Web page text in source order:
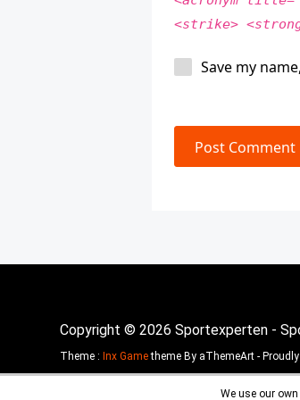
<strike>
Save my
Post Comment
Copyright © 2026 Sportexperten -
Theme : Inx Gametheme By aThemeArt -
We use our